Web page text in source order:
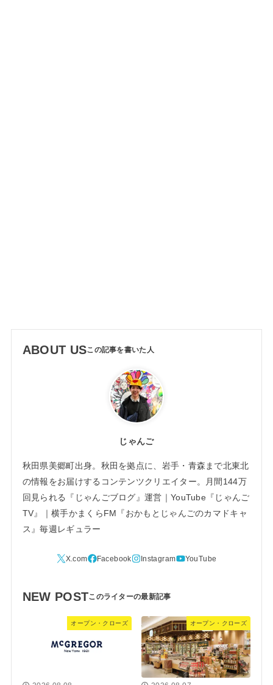
ABOUT US
じゃんご
秋田県美郷町出身。秋田を拠点に、岩手・青森まで北東北
の情報をお届けするコンテンツクリエイター。月間144万
回見られる『じゃんごブログ』運営｜YouTube『じゃんご
TV』｜横手かまくらFM『おかもとじゃんごのカマドキャ
ス』毎週レギュラー
NEW POST
オープン・クローズ オープン・クローズ